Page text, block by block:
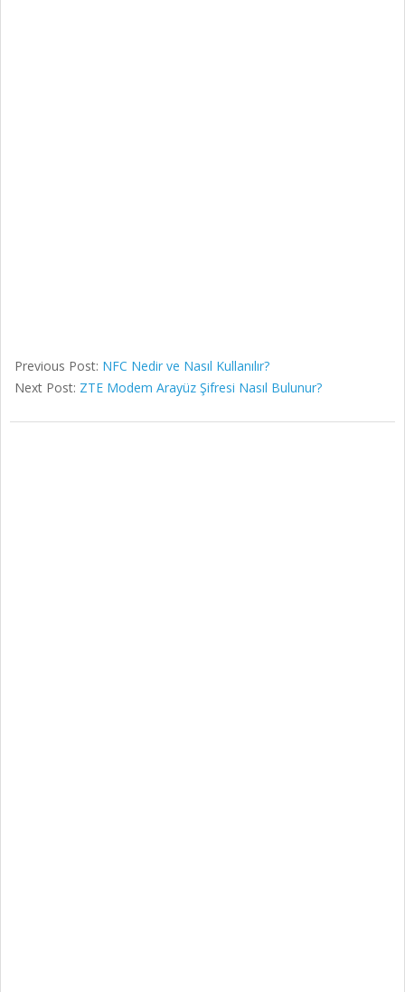
Previous Post: NFC Nedir ve Nasıl Kullanılır?
Next Post: ZTE Modem Arayüz Şifresi Nasıl Bulunur?